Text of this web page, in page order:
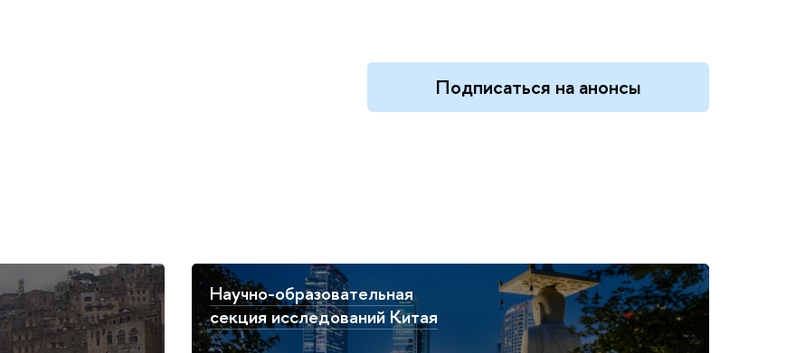
Подписаться на анонсы
Научно-образовательная
секция исследований Китая